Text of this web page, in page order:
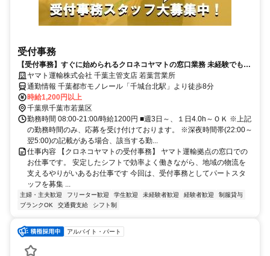
受付事務
【受付事務】すぐに始められるクロネコヤマトの窓口業務 未経験でも安
心 安定勤務で長く働ける【パート募集】
ヤマト運輸株式会社 千葉主管支店 若葉営業所
通勤情報 千葉都市モノレール「千城台北駅」より徒歩8分
時給1,200円以上
千葉県千葉市若葉区
勤務時間 08:00-21:00/時給1200円 ■週3日～、１日4.0h～ＯＫ ※上記
の勤務時間のみ、応募を受け付けております。 ※深夜時間帯(22:00～
翌5:00)の記載がある場合、該当する勤...
仕事内容 【クロネコヤマトの受付事務】 ヤマト運輸拠点の窓口での
お仕事です。 安定したシフトで効率よく働きながら、地域の物流を
支えるやりがいあるお仕事です 今回は、受付事務としてパートスタ
ッフを募集 ...
主婦・主夫歓迎 フリーター歓迎 学生歓迎 未経験者歓迎 経験者歓迎
制服貸与
ブランクOK
交通費支給 シフト制
アルバイト・パート